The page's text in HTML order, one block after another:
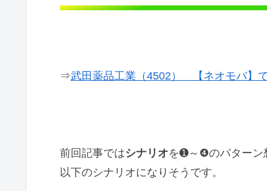
⇒武田薬品工業（4502） 【ネオモバ】
前回記事ではシナリオを➊～❹のパターン
以下のシナリオになりそうです。